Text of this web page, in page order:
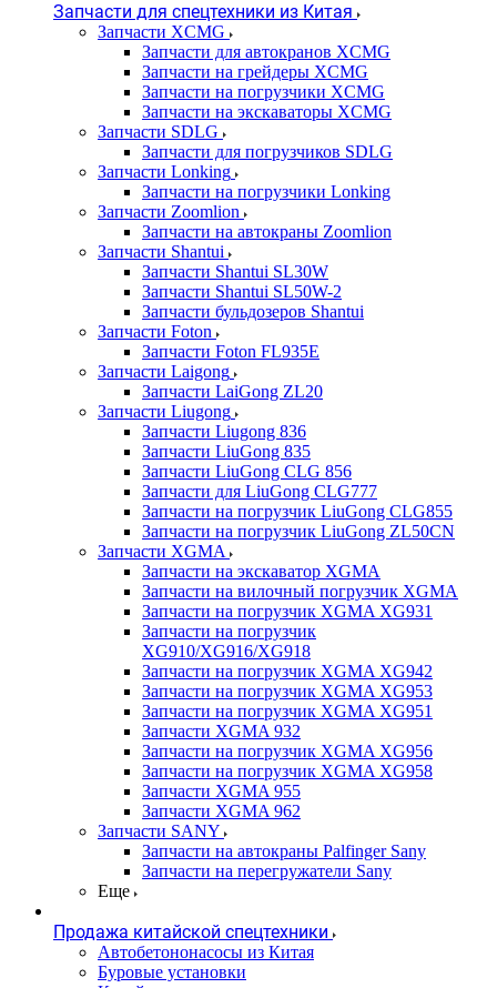
Запчасти для спецтехники из Китая
Запчасти XCMG
Запчасти для автокранов XCMG
Запчасти на грейдеры XCMG
Запчасти на погрузчики XCMG
Запчасти на экскаваторы XCMG
Запчасти SDLG
Запчасти для погрузчиков SDLG
Запчасти Lonking
Запчасти на погрузчики Lonking
Запчасти Zoomlion
Запчасти на автокраны Zoomlion
Запчасти Shantui
Запчасти Shantui SL30W
Запчасти Shantui SL50W-2
Запчасти бульдозеров Shantui
Запчасти Foton
Запчасти Foton FL935E
Запчасти Laigong
Запчасти LaiGong ZL20
Запчасти Liugong
Запчасти Liugong 836
Запчасти LiuGong 835
Запчасти LiuGong CLG 856
Запчасти для LiuGong CLG777
Запчасти на погрузчик LiuGong CLG855
Запчасти на погрузчик LiuGong ZL50CN
Запчасти XGMA
Запчасти на экскаватор XGMA
Запчасти на вилочный погрузчик XGMA
Запчасти на погрузчик XGMA XG931
Запчасти на погрузчик
XG910/XG916/XG918
Запчасти на погрузчик XGMA XG942
Запчасти на погрузчик XGMA XG953
Запчасти на погрузчик XGMA XG951
Запчасти XGMA 932
Запчасти на погрузчик XGMA XG956
Запчасти на погрузчик XGMA XG958
Запчасти XGMA 955
Запчасти XGMA 962
Запчасти SANY
Запчасти на автокраны Palfinger Sany
Запчасти на перегружатели Sany
Еще
Продажа китайской спецтехники
Автобетононасосы из Китая
Буровые установки